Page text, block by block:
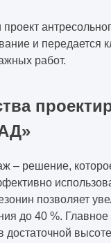
и передается
работ.
– решение,
позволяет
до 40 %. Главное
достаточной